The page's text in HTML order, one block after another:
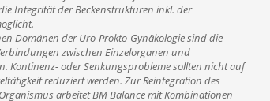
Integrität der Beckenstrukturen inkl. der
Domänen der Uro-Prokto-Gynäkologie sind die
zwischen Einzelorganen und
Kontinenz- oder Senkungsprobleme sollten nicht auf
reduziert werden. Zur Reintegration des
arbeitet BM Balance mit Kombinationen